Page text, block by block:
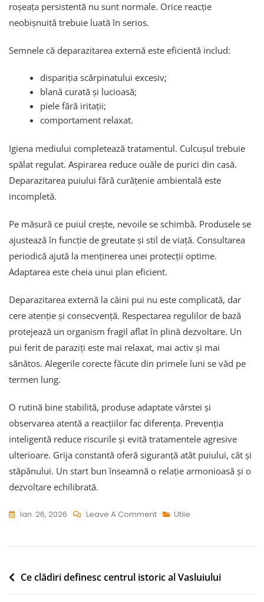
roșeața persistentă nu sunt normale. Orice reacție
neobișnuită trebuie luată în serios.
Semnele că deparazitarea externă este eficientă includ:
dispariția scărpinatului excesiv;
blană curată și lucioasă;
piele fără iritații;
comportament relaxat.
Igiena mediului completează tratamentul. Culcușul trebuie
spălat regulat. Aspirarea reduce ouăle de purici din casă.
Deparazitarea puiului fără curățenie ambientală este
incompletă.
Pe măsură ce puiul crește, nevoile se schimbă. Produsele se
ajustează în funcție de greutate și stil de viață. Consultarea
periodică ajută la menținerea unei protecții optime.
Adaptarea este cheia unui plan eficient.
Deparazitarea externă la câini pui nu este complicată, dar
cere atenție și consecvență. Respectarea regulilor de bază
protejează un organism fragil aflat în plină dezvoltare. Un
pui ferit de paraziți este mai relaxat, mai activ și mai
sănătos. Alegerile corecte făcute din primele luni se văd pe
termen lung.
O rutină bine stabilită, produse adaptate vârstei și
observarea atentă a reacțiilor fac diferența. Prevenția
inteligentă reduce riscurile și evită tratamentele agresive
ulterioare. Grija constantă oferă siguranță atât puiului, cât și
stăpânului. Un start bun înseamnă o relație armonioasă și o
dezvoltare echilibrată.
Ian. 26, 2026 Leave A CommentOn
Externă
Câini
Utile
Navigare
Ce clădiri definesc centrul istoric al Vasluiului